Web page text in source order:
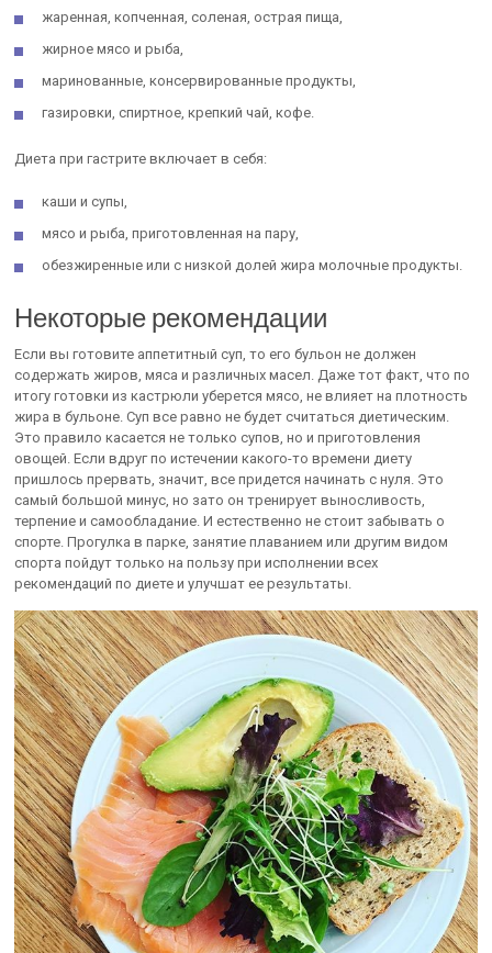
жаренная, копченная, соленая, острая пища,
жирное мясо и рыба,
маринованные, консервированные продукты,
газировки, спиртное, крепкий чай, кофе.
Диета при гастрите включает в себя:
каши и супы,
мясо и рыба, приготовленная на пару,
обезжиренные или с низкой долей жира молочные продукты.
Некоторые рекомендации
Если вы готовите аппетитный суп, то его бульон не должен
содержать жиров, мяса и различных масел. Даже тот факт, что по
итогу готовки из кастрюли уберется мясо, не влияет на плотность
жира в бульоне. Суп все равно не будет считаться диетическим.
Это правило касается не только супов, но и приготовления
овощей. Если вдруг по истечении какого-то времени диету
пришлось прервать, значит, все придется начинать с нуля. Это
самый большой минус, но зато он тренирует выносливость,
терпение и самообладание. И естественно не стоит забывать о
спорте. Прогулка в парке, занятие плаванием или другим видом
спорта пойдут только на пользу при исполнении всех
рекомендаций по диете и улучшат ее результаты.